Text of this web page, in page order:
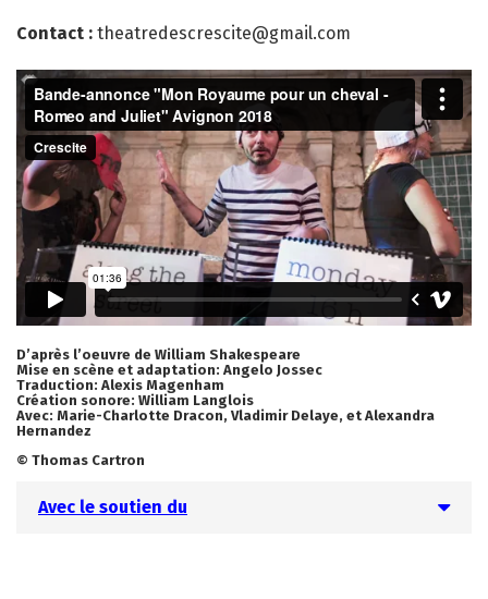
Contact : theatredescrescite@gmail.com
D’après l’oeuvre de William Shakespeare
Mise en scène et adaptation: Angelo Jossec
Traduction: Alexis Magenham
Création sonore: William Langlois
Avec: Marie-Charlotte Dracon, Vladimir Delaye, et Alexandra
Hernandez
© Thomas Cartron
Avec le soutien du